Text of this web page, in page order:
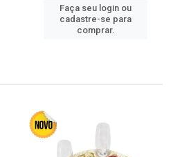
Faça seu login ou
cadastre-se para
comprar.